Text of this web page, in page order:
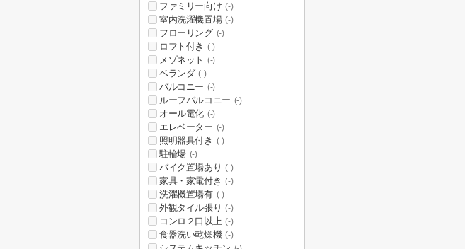
ファミリー向け (-)
室内洗濯機置場 (-)
フローリング (-)
ロフト付き (-)
メゾネット (-)
ベランダ (-)
バルコニー (-)
ルーフバルコニー (-)
オール電化 (-)
エレベーター (-)
照明器具付き (-)
駐輪場 (-)
バイク置場あり (-)
家具・家電付き (-)
洗濯機置場有 (-)
外観タイル張り (-)
コンロ２口以上 (-)
食器洗い乾燥機 (-)